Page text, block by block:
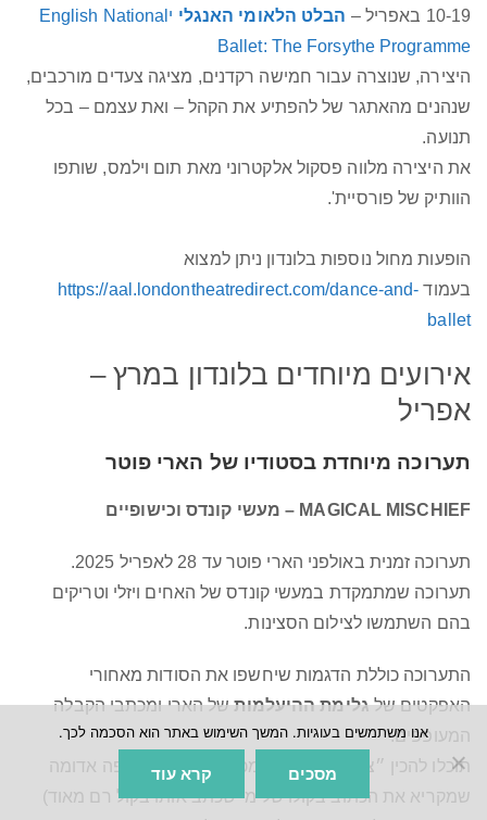
10-19 באפריל –
הבלט הלאומי האנגלי
יEnglish National
Ballet: The Forsythe Programme
היצירה, שנוצרה עבור חמישה רקדנים, מציגה צעדים מורכבים,
שנהנים מהאתגר של להפתיע את הקהל – ואת עצמם – בכל
תנועה.
את היצירה מלווה פסקול אלקטרוני מאת תום וילמס, שותפו
הוותיק של פורסיית'.
הופעות מחול נוספות בלונדון ניתן למצוא
בעמוד https://aal.londontheatredirect.com/dance-and-
ballet
אירועים מיוחדים בלונדון במרץ –
אפריל
תערוכה מיוחדת בסטודיו של הארי פוטר
MAGICAL MISCHIEF – מעשי קונדס וכישופיים
תערוכה זמנית באולפני הארי פוטר עד 28 לאפריל 2025.
תערוכה שמתמקדת במעשי קונדס של האחים ויזלי וטריקים
בהם השתמשו לצילום הסצינות.
התערוכה כוללת הדגמות שיחשפו את הסודות מאחורי
האפקטים שלגלימת ההיעלמותשל הארי ומכתבי הקבלה
המעופפים.
תוכלו להכין ״צרחן״ howler (מכתב שמגיע בעטיפה אדומה
שמקריא את הכתוב בקולו של מי שכתב אותו בקול רם מאוד)
אנו משתמשים בעוגיות. המשך השימוש באתר הוא הסכמה לכך.
מסכים קרא עוד